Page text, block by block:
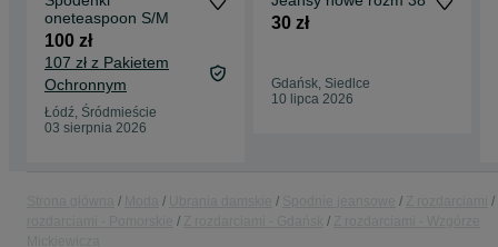
oneteaspoon S/M
100 zł
107 zł z Pakietem
Ochronnym
Łódź, Śródmieście
03 sierpnia 2026
30 zł
Gdańsk, Siedlce
10 lipca 2026